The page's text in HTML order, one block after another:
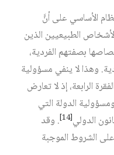
الرقم (25) من النظام الأساسي على أنَّ
الطبيعيين الذين
بصفتهم الفردية،
وهذا لا ينفي مسؤولية
الرابعة، إذ لا تعارض
الدولة التي
الدولي[14]
. وقد
الشروط الموجبة